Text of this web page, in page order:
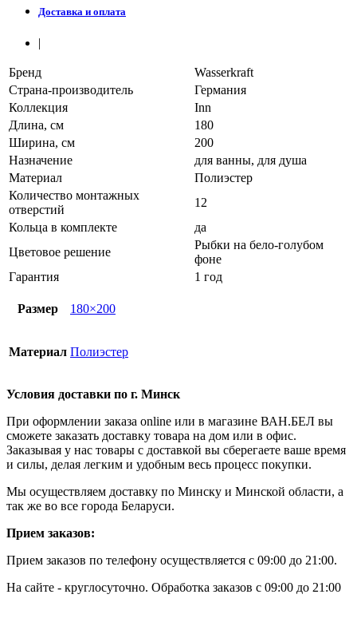
Доставка и оплата
|
Бренд
Wasserkraft
Страна-производитель
Германия
Коллекция
Inn
Длина, см
180
Ширина, см
200
Назначение
для ванны, для душа
Материал
Полиэстер
Количество монтажных
отверстий
12
Кольца в комплекте
да
Цветовое решение
Рыбки на бело-голубом
фоне
Гарантия
1 год
Размер 180×200
Материал Полиэстер
Условия доставки по г. Минск
При оформлении заказа online или в магазине ВАН.БЕЛ вы
сможете заказать доставку товара на дом или в офис.
Заказывая у нас товары с доставкой вы сберегаете ваше время
и силы, делая легким и удобным весь процесс покупки.
Мы осуществляем доставку по Минску и Минской области, а
так же во все города Беларуси.
Прием заказов:
Прием заказов по телефону осуществляется с 09:00 до 21:00.
На сайте - круглосуточно. Обработка заказов с 09:00 до 21:00